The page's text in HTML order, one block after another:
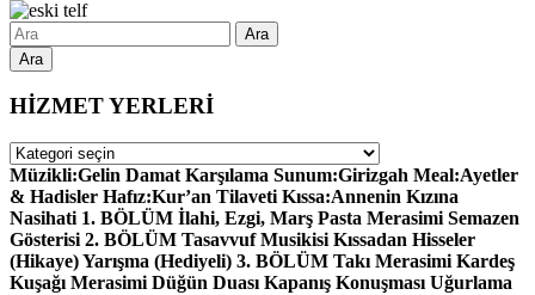
Ara
HİZMET YERLERİ
HİZMET
YERLERİ
Müzikli:Gelin Damat Karşılama Sunum:Girizgah Meal:Ayetler
& Hadisler Hafız:Kur’an Tilaveti Kıssa:Annenin Kızına
Nasihati 1. BÖLÜM İlahi, Ezgi, Marş Pasta Merasimi Semazen
Gösterisi 2. BÖLÜM Tasavvuf Musikisi Kıssadan Hisseler
(Hikaye) Yarışma (Hediyeli) 3. BÖLÜM Takı Merasimi Kardeş
Kuşağı Merasimi Düğün Duası Kapanış Konuşması Uğurlama